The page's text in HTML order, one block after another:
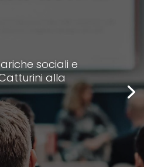
sociali e
alla